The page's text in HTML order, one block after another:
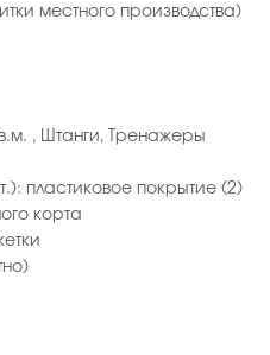
местного производства)
, Штанги, Тренажеры
пластиковое покрытие (2)
корта